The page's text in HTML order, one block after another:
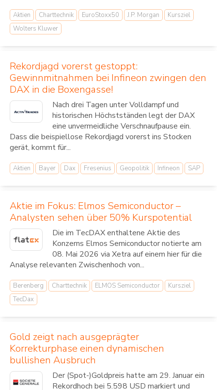
Aktien Charttechnik EuroStoxx50 J.P. Morgan
Kursziel
Wolters Kluwer
Rekordjagd vorerst gestoppt:
Gewinnmitnahmen bei Infineon zwingen den
DAX in die Boxengasse!
Nach drei Tagen unter Volldampf und
historischen Höchstständen legt der DAX
eine unvermeidliche Verschnaufpause ein.
Dass die beispiellose Rekordjagd vorerst ins Stocken
gerät, kommt für...
Aktien Bayer Dax Fresenius Geopolitik Infineon SAP
Aktie im Fokus: Elmos Semiconductor –
Analysten sehen über 50% Kurspotential
Die im TecDAX enthaltene Aktie des
Konzerns Elmos Semiconductor notierte am
08. Mai 2026 via Xetra auf einem hier für die
Analyse relevanten Zwischenhoch von...
Berenberg Charttechnik ELMOS Semiconductor
Kursziel
TecDax
Gold zeigt nach ausgeprägter
Korrekturphase einen dynamischen
bullishen Ausbruch
Der (Spot-)Goldpreis hatte am 29. Januar ein
Rekordhoch bei 5.598 USD markiert und